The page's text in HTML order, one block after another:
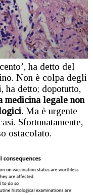
ha detto del
Non è colpa degli
ha detto; dopotutto,
medicina legale non
Ma è urgente
Sfortunatamente,
ostacolato.